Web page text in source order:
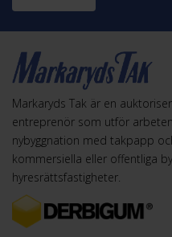
Markaryds Tak är en
entreprenör som utför
nybyggnation med takpapp
kommersiella eller offentliga
hyresrättsfastigheter.